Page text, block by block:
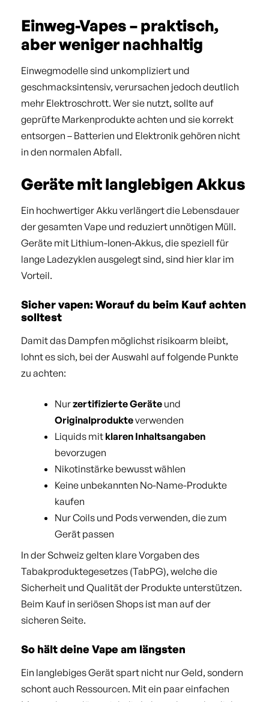
Einweg-Vapes – praktisch,
aber weniger nachhaltig
Einwegmodelle sind unkompliziert und
geschmacksintensiv, verursachen jedoch deutlich
mehr Elektroschrott. Wer sie nutzt, sollte auf
geprüfte Markenprodukte achten und sie korrekt
entsorgen – Batterien und Elektronik gehören nicht
in den normalen Abfall.
Geräte mit langlebigen Akkus
Ein hochwertiger Akku verlängert die Lebensdauer
der gesamten Vape und reduziert unnötigen Müll.
Geräte mit Lithium-Ionen-Akkus, die speziell für
lange Ladezyklen ausgelegt sind, sind hier klar im
Vorteil.
Sicher vapen: Worauf du beim Kauf achten
solltest
Damit das Dampfen möglichst risikoarm bleibt,
lohnt es sich, bei der Auswahl auf folgende Punkte
zu achten:
Nurzertifizierte Geräte und
Originalprodukteverwenden
Liquids mit klaren Inhaltsangaben
bevorzugen
Nikotinstärke bewusst wählen
Keine unbekannten No-Name-Produkte
kaufen
Nur Coils und Pods verwenden, die zum
Gerät passen
In der Schweiz gelten klare Vorgaben des
Tabakproduktegesetzes (TabPG), welche die
Sicherheit und Qualität der Produkte unterstützen.
Beim Kauf in seriösen Shops ist man auf der
sicheren Seite.
So hält deine Vape am längsten
Ein langlebiges Gerät spart nicht nur Geld, sondern
schont auch Ressourcen. Mit ein paar einfachen